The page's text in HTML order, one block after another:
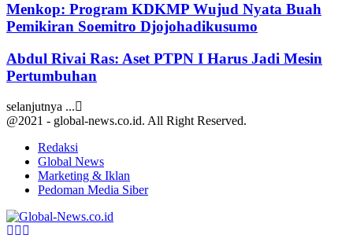
Menkop: Program KDKMP Wujud Nyata Buah
Pemikiran Soemitro Djojohadikusumo
Abdul Rivai Ras: Aset PTPN I Harus Jadi Mesin
Pertumbuhan
selanjutnya ...
@2021 - global-news.co.id. All Right Reserved.
Redaksi
Global News
Marketing & Iklan
Pedoman Media Siber
Facebook
Twitter